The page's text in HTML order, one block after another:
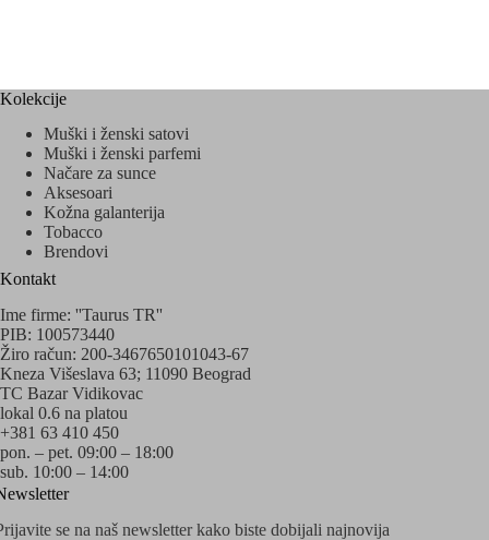
Kolekcije
Muški i ženski satovi
Muški i ženski parfemi
Načare za sunce
Aksesoari
Kožna galanterija
Tobacco
Brendovi
Kontakt
Ime firme: ''Taurus TR''
PIB: 100573440
Žiro račun: 200-3467650101043-67
Kneza Višeslava 63; 11090 Beograd
TC Bazar Vidikovac
lokal 0.6 na platou
+381 63 410 450
pon. – pet. 09:00 – 18:00
sub. 10:00 – 14:00
se na naš newsletter kako biste dobijali najnovija